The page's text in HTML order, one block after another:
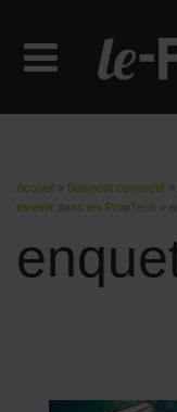
Accueil > Batiment connecté >
investir dans les PropTech >